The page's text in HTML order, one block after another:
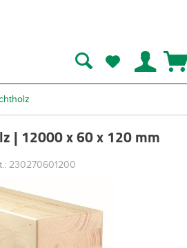
| 12000 x 60 x 120 mm
230270601200